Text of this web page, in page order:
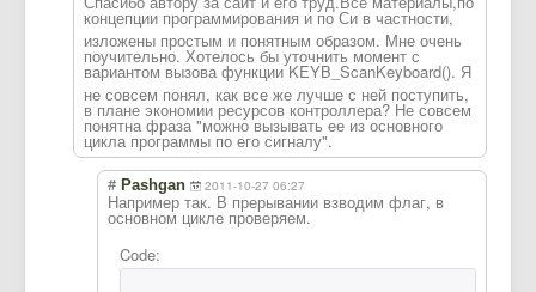
концепции программирования и по Си в частности,
изложены простым и понятным образом. Мне очень
поучительно. Хотелось бы уточнить момент с
вариантом вызова функции KEYB_ScanKeyboard(). Я
не совсем понял, как все же лучше с ней поступить,
в плане экономии ресурсов контроллера? Не совсем
понятна фраза "можно вызывать ее из основного
цикла программы по его сигналу".
# Pashgan 2011-10-27 06:27
Например так. В прерывании взводим флаг, в
основном цикле проверяем.
Code: